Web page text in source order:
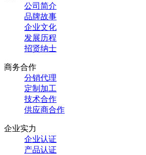
公司简介
品牌故事
企业文化
发展历程
招贤纳士
商务合作
分销代理
定制加工
技术合作
供应商合作
企业实力
企业认证
产品认证